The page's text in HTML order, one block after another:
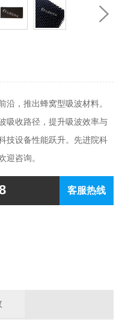
沿，推出蜂窝型吸波材料。
吸收路径，提升吸波效率与
技设备性能跃升。先进院科
迎咨询。
客服热线